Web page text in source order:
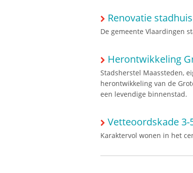
Renovatie stadhuis
De gemeente Vlaardingen
Herontwikkeling
Stadsherstel Maassteden,
herontwikkeling van de
een levendige binnenstad.
Vetteoordskade 3-
Karaktervol wonen in het